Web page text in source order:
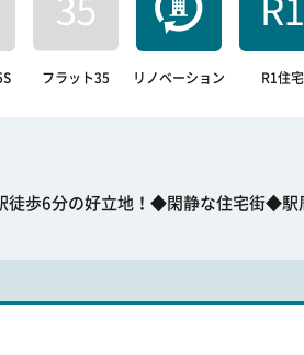
フラット35 リノベーション R1住宅
歩6分の好立地！◆閑静な住宅街◆駅